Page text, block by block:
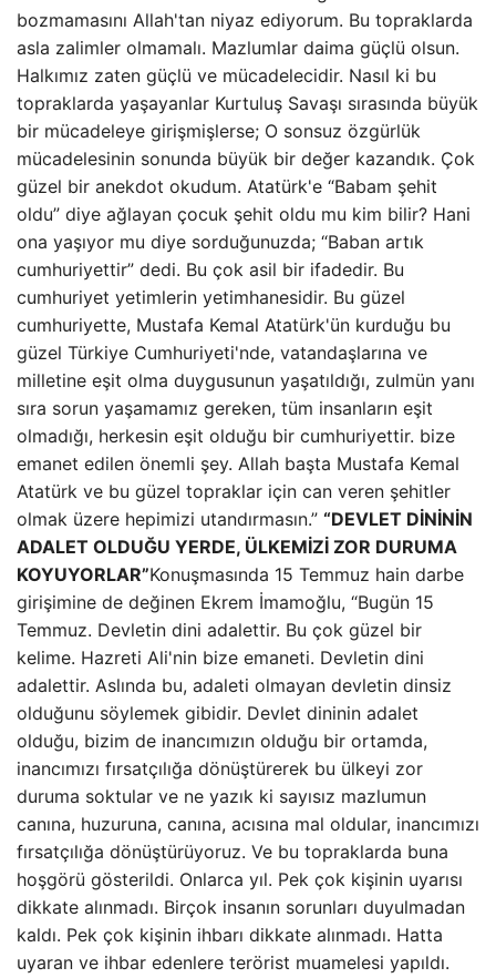
bozmamasını Allah'tan niyaz ediyorum. Bu topraklarda
asla zalimler olmamalı. Mazlumlar daima güçlü olsun.
Halkımız zaten güçlü ve mücadelecidir. Nasıl ki bu
topraklarda yaşayanlar Kurtuluş Savaşı sırasında büyük
bir mücadeleye girişmişlerse; O sonsuz özgürlük
mücadelesinin sonunda büyük bir değer kazandık. Çok
güzel bir anekdot okudum. Atatürk'e “Babam şehit
oldu” diye ağlayan çocuk şehit oldu mu kim bilir? Hani
ona yaşıyor mu diye sorduğunuzda; “Baban artık
cumhuriyettir” dedi. Bu çok asil bir ifadedir. Bu
cumhuriyet yetimlerin yetimhanesidir. Bu güzel
cumhuriyette, Mustafa Kemal Atatürk'ün kurduğu bu
güzel Türkiye Cumhuriyeti'nde, vatandaşlarına ve
milletine eşit olma duygusunun yaşatıldığı, zulmün yanı
sıra sorun yaşamamız gereken, tüm insanların eşit
olmadığı, herkesin eşit olduğu bir cumhuriyettir. bize
emanet edilen önemli şey. Allah başta Mustafa Kemal
Atatürk ve bu güzel topraklar için can veren şehitler
olmak üzere hepimizi utandırmasın.” “DEVLET DİNİNİN
ADALET OLDUĞU YERDE, ÜLKEMİZİ ZOR DURUMA
KOYUYORLAR”Konuşmasında 15 Temmuz hain darbe
girişimine de değinen Ekrem İmamoğlu, “Bugün 15
Temmuz. Devletin dini adalettir. Bu çok güzel bir
kelime. Hazreti Ali'nin bize emaneti. Devletin dini
adalettir. Aslında bu, adaleti olmayan devletin dinsiz
olduğunu söylemek gibidir. Devlet dininin adalet
olduğu, bizim de inancımızın olduğu bir ortamda,
inancımızı fırsatçılığa dönüştürerek bu ülkeyi zor
duruma soktular ve ne yazık ki sayısız mazlumun
canına, huzuruna, canına, acısına mal oldular, inancımızı
fırsatçılığa dönüştürüyoruz. Ve bu topraklarda buna
hoşgörü gösterildi. Onlarca yıl. Pek çok kişinin uyarısı
dikkate alınmadı. Birçok insanın sorunları duyulmadan
kaldı. Pek çok kişinin ihbarı dikkate alınmadı. Hatta
uyaran ve ihbar edenlere terörist muamelesi yapıldı.